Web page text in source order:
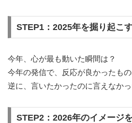
STEP1：2025年を掘り起こ
今年、心が最も動いた瞬間は？
今年の発信で、反応が良かったもの
逆に、言いたかったのに言えなか
STEP2：2026年のイメージ